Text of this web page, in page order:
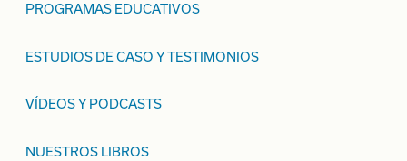
PROGRAMAS EDUCATIVOS
ESTUDIOS DE CASO Y TESTIMONIOS
VÍDEOS Y PODCASTS
NUESTROS LIBROS